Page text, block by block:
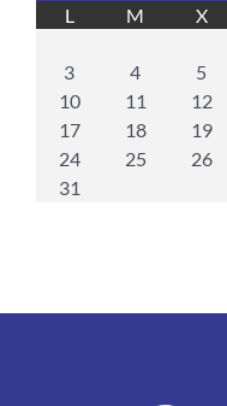
L
M X
3
4 5
10
11 12
17
18 19
24
25 26
31